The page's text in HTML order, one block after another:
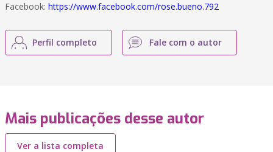
Facebook: https://www.facebook.com/rose.bueno.792
Perfil completo Fale com o autor
Mais publicações desse autor
Ver a lista completa